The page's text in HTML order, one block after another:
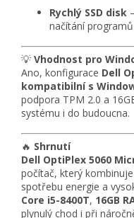
Rychlý SSD disk
načítání
💡 Vhodnost pro
Ano, konfigurace Dell
kompatibilní s
podpora TPM 2.0 a
systému i do budoucna.
🔥 Shrnutí
Dell OptiPlex 5060
počítač, který
spotřebu energie a
Core i5-8400T, 16GB
plynulý chod i při